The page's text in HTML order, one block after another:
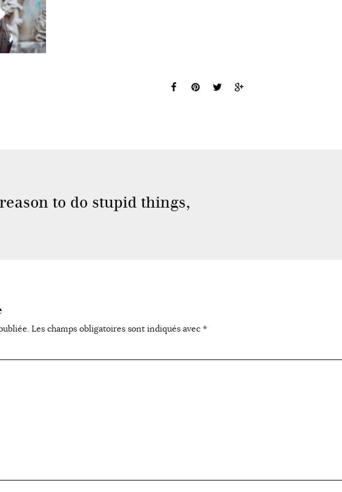
to do stupid things,
Les champs obligatoires sont indiqués avec *